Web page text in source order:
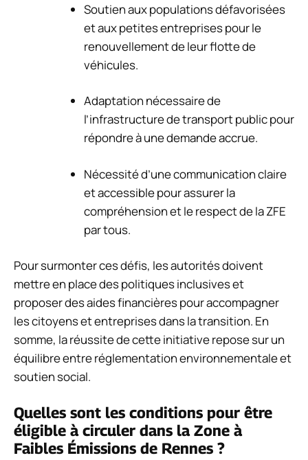
Soutien aux populations défavorisées
et aux petites entreprises pour le
renouvellement de leur flotte de
véhicules.
Adaptation nécessaire de
l’infrastructure de transport public pour
répondre à une demande accrue.
Nécessité d’une communication claire
et accessible pour assurer la
compréhension et le respect de la ZFE
par tous.
Pour surmonter ces défis, les autorités doivent
mettre en place des politiques inclusives et
proposer des aides financières pour accompagner
les citoyens et entreprises dans la transition. En
somme, la réussite de cette initiative repose sur un
équilibre entre réglementation environnementale et
soutien social.
Quelles sont les conditions pour être
éligible à circuler dans la Zone à
Faibles Émissions de Rennes ?